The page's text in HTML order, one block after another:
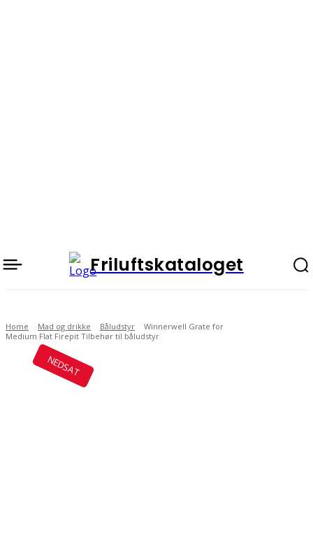
Friluftskataloget
Home Mad og drikke Båludstyr
Winnerwell Grate for
Medium Flat Firepit Tilbehør til båludstyr
NEDSAT